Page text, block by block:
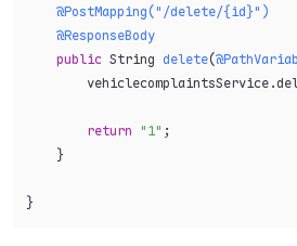
@PostMapping("/delete/{id}")
@ResponseBody
public String delete(
return "1" ;
    }
}